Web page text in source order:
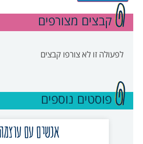
קבצים מצורפים
לפעולה זו לא צורפו קבצים
פוסטים נוספים
אנשים עם עוצמה